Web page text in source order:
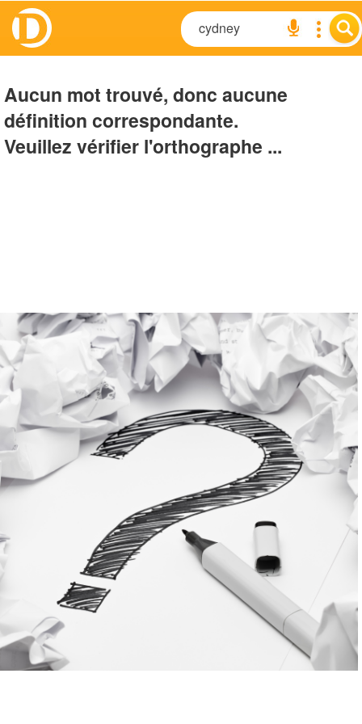
Aucun mot trouvé, donc aucune
définition correspondante.
Veuillez vérifier l'orthographe ...